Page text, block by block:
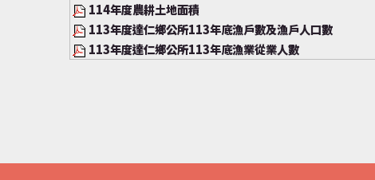
114年度農耕土地面積
113年度達仁鄉公所113年底漁戶數及漁戶人口數
113年度達仁鄉公所113年底漁業從業人數